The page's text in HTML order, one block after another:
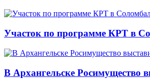
Участок по программе КРТ в
В Архангельске Росимущество